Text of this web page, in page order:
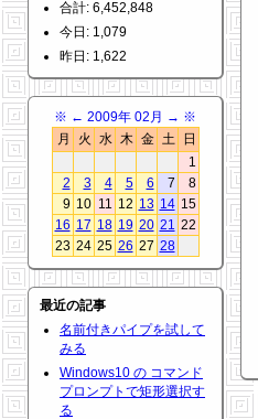
合計: 6,452,848
今日: 1,079
昨日: 1,622
※ ← 2009年 02月 → ※
月
火 水 木 金 土
日
1
2
3 4 5 6 7
8
9 10 11 12 13 14 15
16 17 18 19 20 21 22
23 24 25 26 27 28
最近の記事
名前付きパイプを試して
みる
Windows10 の コマンド
プロンプトで矩形選択す
る